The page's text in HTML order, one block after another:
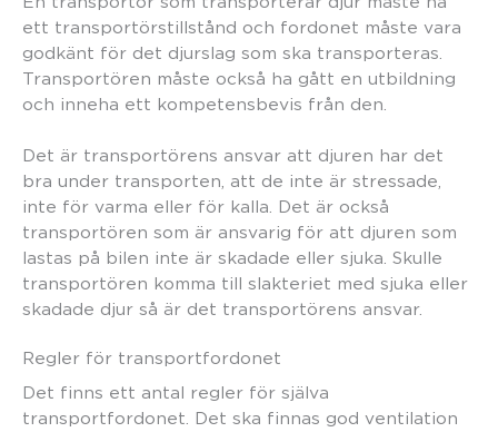
ett transportörstillstånd och fordonet måste vara
godkänt för det djurslag som ska transporteras.
Transportören måste också ha gått en utbildning
och inneha ett kompetensbevis från den.
Det är transportörens ansvar att djuren har det
bra under transporten, att de inte är stressade,
inte för varma eller för kalla. Det är också
transportören som är ansvarig för att djuren som
lastas på bilen inte är skadade eller sjuka. Skulle
transportören komma till slakteriet med sjuka eller
skadade djur så är det transportörens ansvar.
Regler för transportfordonet
Det finns ett antal regler för själva
transportfordonet. Det ska finnas god ventilation